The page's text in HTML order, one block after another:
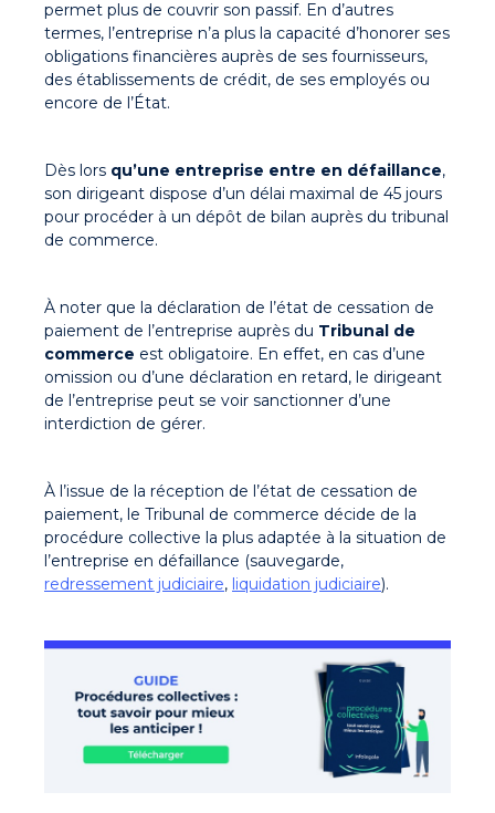
permet plus de couvrir son passif. En d’autres
termes, l’entreprise n’a plus la capacité d’honorer ses
obligations financières auprès de ses fournisseurs,
des établissements de crédit, de ses employés ou
encore de l’État.
Dès lors qu’une entreprise entre en défaillance,
son dirigeant dispose d’un délai maximal de 45 jours
pour procéder à un dépôt de bilan auprès du tribunal
de commerce.
À noter que la déclaration de l’état de cessation de
paiement de l’entreprise auprès du Tribunal de
commerce est obligatoire. En effet, en cas d’une
omission ou d’une déclaration en retard, le dirigeant
de l’entreprise peut se voir sanctionner d’une
interdiction de gérer.
À l’issue de la réception de l’état de cessation de
paiement, le Tribunal de commerce décide de la
procédure collective la plus adaptée à la situation de
l’entreprise en défaillance (sauvegarde,
redressement judiciaire, liquidation judiciaire).